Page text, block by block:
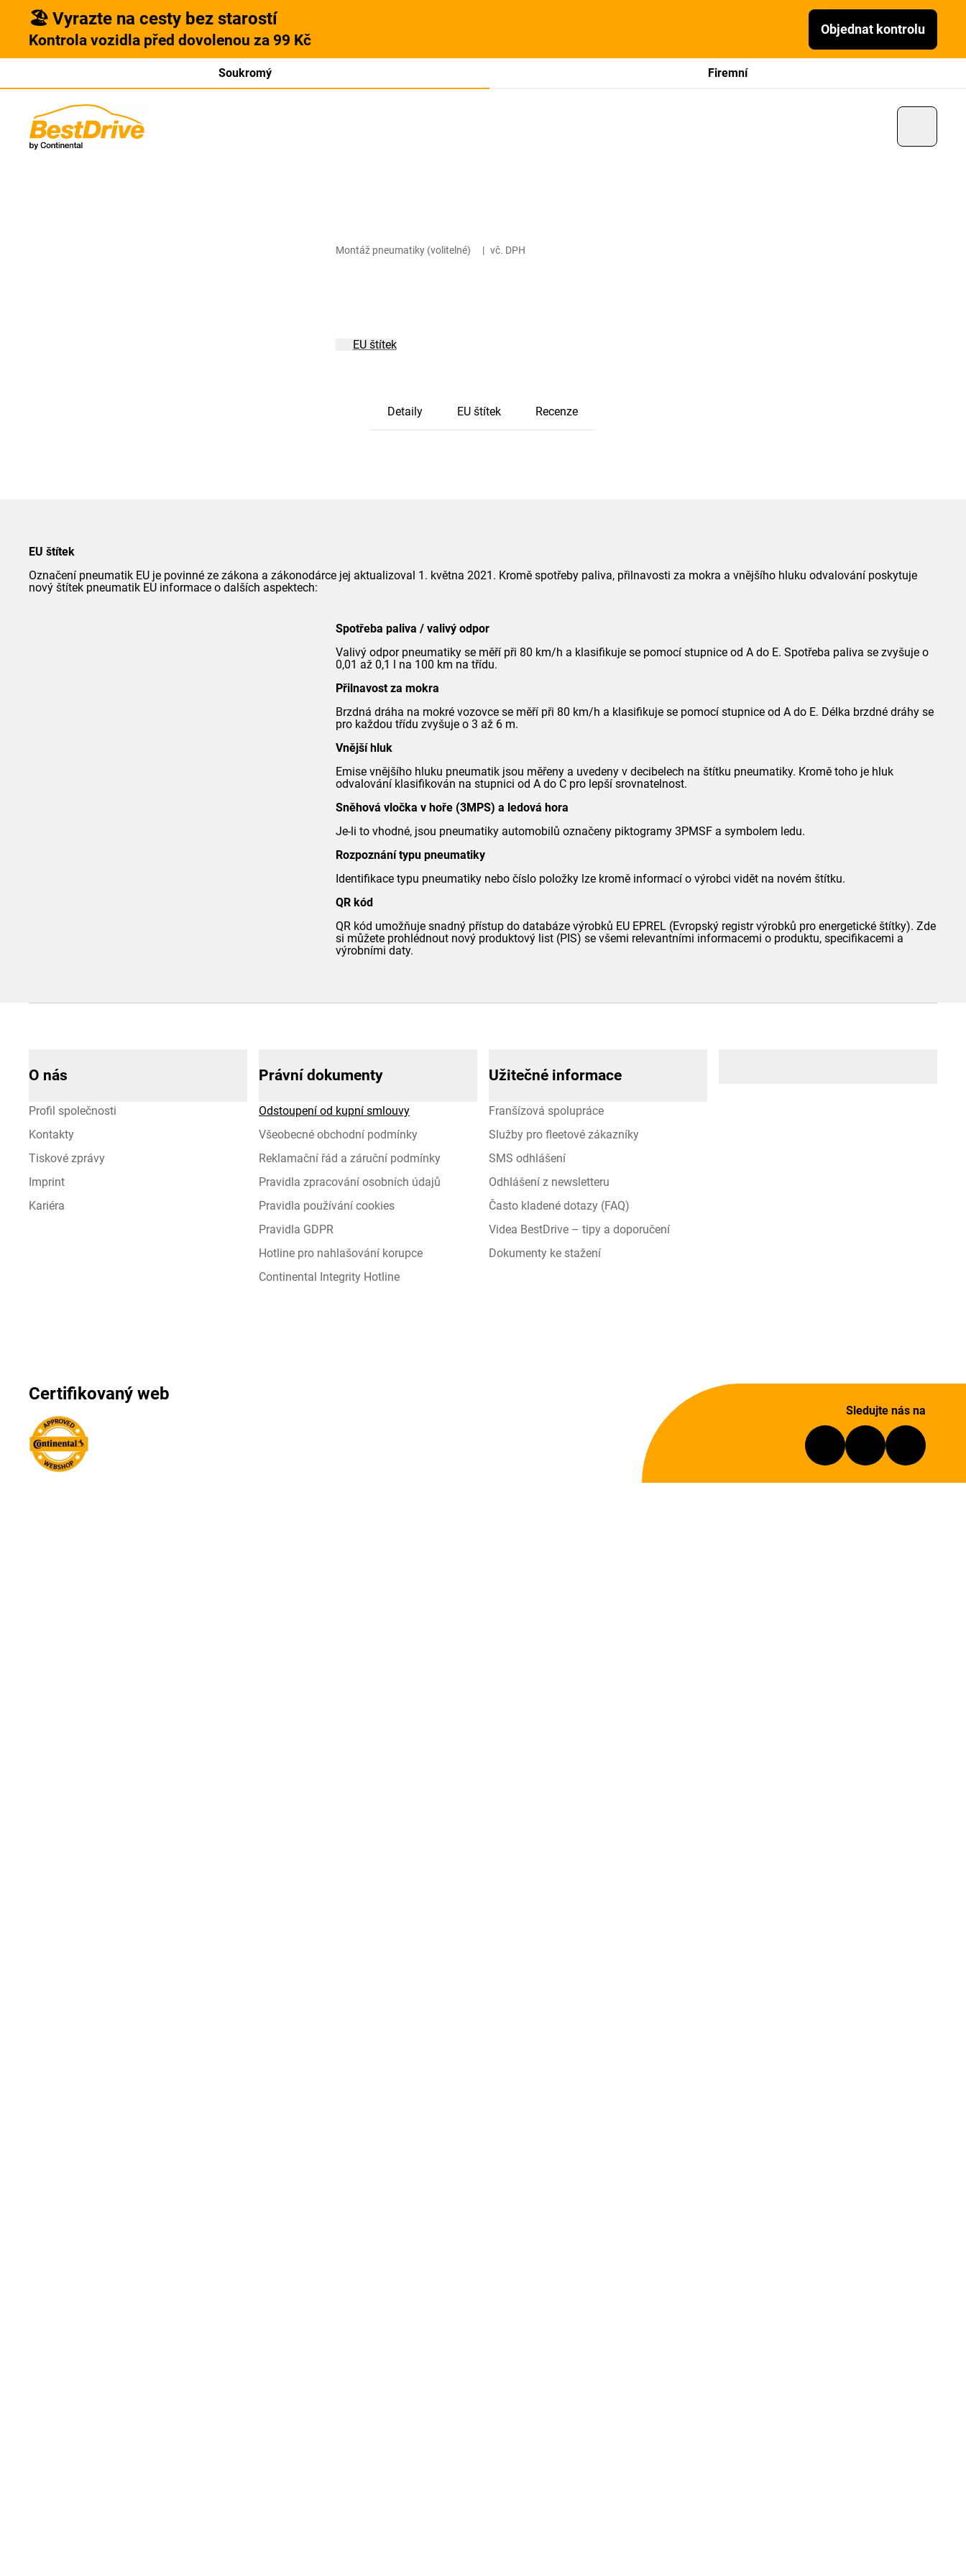
🏖️ Vyrazte na cesty bez starostí
Kontrola vozidla před dovolenou za 99 Kč
Objednat kontrolu
Soukromý Firemní
Montáž pneumatiky (volitelné) | vč. DPH
EU štítek
Detaily EU štítek Recenze
EU štítek
Označení pneumatik EU je povinné ze zákona a zákonodárce jej aktualizoval 1. května 2021. Kromě spotřeby paliva, přilnavosti za mokra a vnějšího hluku odvalování poskytuje
nový štítek pneumatik EU informace o dalších aspektech:
Spotřeba paliva / valivý odpor
Valivý odpor pneumatiky se měří při 80 km/h a klasifikuje se pomocí stupnice od A do E. Spotřeba paliva se zvyšuje o
0,01 až 0,1 l na 100 km na třídu.
Přilnavost za mokra
Brzdná dráha na mokré vozovce se měří při 80 km/h a klasifikuje se pomocí stupnice od A do E. Délka brzdné dráhy se
pro každou třídu zvyšuje o 3 až 6 m.
Vnější hluk
Emise vnějšího hluku pneumatik jsou měřeny a uvedeny v decibelech na štítku pneumatiky. Kromě toho je hluk
odvalování klasifikován na stupnici od A do C pro lepší srovnatelnost.
Sněhová vločka v hoře (3MPS) a ledová hora
Je-li to vhodné, jsou pneumatiky automobilů označeny piktogramy 3PMSF a symbolem ledu.
Rozpoznání typu pneumatiky
Identifikace typu pneumatiky nebo číslo položky lze kromě informací o výrobci vidět na novém štítku.
QR kód
QR kód umožňuje snadný přístup do databáze výrobků EU EPREL (Evropský registr výrobků pro energetické štítky). Zde
si můžete prohlédnout nový produktový list (PIS) se všemi relevantními informacemi o produktu, specifikacemi a
výrobními daty.
O nás
Profil společnosti
Kontakty
Tiskové zprávy
Imprint
Kariéra
Právní dokumenty
Odstoupení od kupní smlouvy
Všeobecné obchodní podmínky
Reklamační řád a záruční podmínky
Pravidla zpracování osobních údajů
Pravidla používání cookies
Pravidla GDPR
Hotline pro nahlašování korupce
Continental Integrity Hotline
Užitečné informace
Franšízová spolupráce
Služby pro fleetové zákazníky
SMS odhlášení
Odhlášení z newsletteru
Často kladené dotazy (FAQ)
Videa BestDrive – tipy a doporučení
Dokumenty ke stažení
Certifikovaný web
Sledujte nás na